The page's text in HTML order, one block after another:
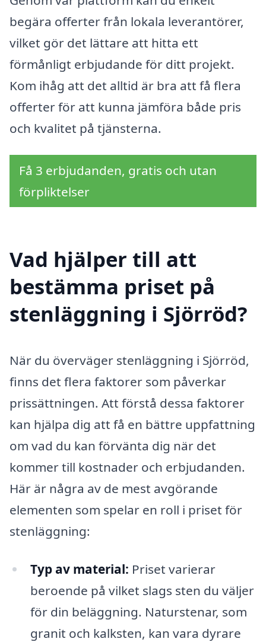
begära offerter från lokala leverantörer,
vilket gör det lättare att hitta ett
förmånligt erbjudande för ditt projekt.
Kom ihåg att det alltid är bra att få flera
offerter för att kunna jämföra både pris
och kvalitet på tjänsterna.
Få 3 erbjudanden, gratis och utan
förpliktelser
Vad hjälper till att
bestämma priset på
stenläggning i Sjörröd?
När du överväger stenläggning i Sjörröd,
finns det flera faktorer som påverkar
prissättningen. Att förstå dessa faktorer
kan hjälpa dig att få en bättre uppfattning
om vad du kan förvänta dig när det
kommer till kostnader och erbjudanden.
Här är några av de mest avgörande
elementen som spelar en roll i priset för
stenläggning:
Typ av material: Priset varierar
beroende på vilket slags sten du väljer
för din beläggning. Naturstenar, som
granit och kalksten, kan vara dyrare